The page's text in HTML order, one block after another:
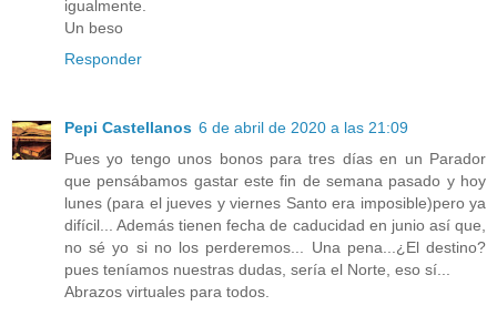
igualmente.
Un beso
Responder
Pepi Castellanos 6 de abril de 2020 a las 21:09
Pues yo tengo unos bonos para tres días en un Parador
que pensábamos gastar este fin de semana pasado y hoy
lunes (para el jueves y viernes Santo era imposible)pero ya
difícil... Además tienen fecha de caducidad en junio así que,
no sé yo si no los perderemos... Una pena...¿El destino?
pues teníamos nuestras dudas, sería el Norte, eso sí...
Abrazos virtuales para todos.